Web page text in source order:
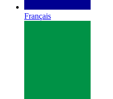
Français